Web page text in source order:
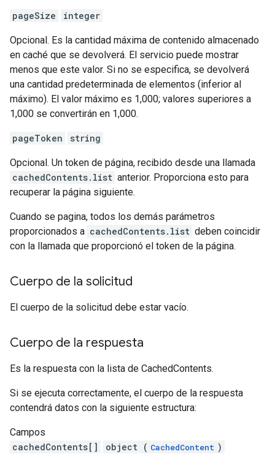
pageSize integer
Opcional. Es la cantidad máxima de contenido almacenado
en caché que se devolverá. El servicio puede mostrar
menos que este valor. Si no se especifica, se devolverá
una cantidad predeterminada de elementos (inferior al
máximo). El valor máximo es 1,000; valores superiores a
1,000 se convertirán en 1,000.
pageToken string
Opcional. Un token de página, recibido desde una llamada
cachedContents.list anterior. Proporciona esto para
recuperar la página siguiente.
Cuando se pagina, todos los demás parámetros
proporcionados a cachedContents.list deben coincidir
con la llamada que proporcionó el token de la página.
Cuerpo de la solicitud
El cuerpo de la solicitud debe estar vacío.
Cuerpo de la respuesta
Es la respuesta con la lista de CachedContents.
Si se ejecuta correctamente, el cuerpo de la respuesta
contendrá datos con la siguiente estructura:
Campos
cachedContents[]
object ( CachedContent )